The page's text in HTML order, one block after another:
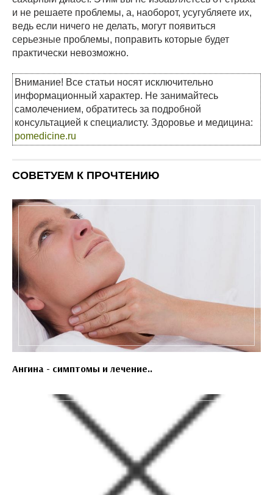
и не решаете проблемы, а, наоборот, усугубляете их,
ведь если ничего не делать, могут появиться
серьезные проблемы, поправить которые будет
практически невозможно.
Внимание! Все статьи носят исключительно
информационный характер. Не занимайтесь
самолечением, обратитесь за подробной
консультацией к специалисту. Здоровье и медицина:
pomedicine.ru
СОВЕТУЕМ К ПРОЧТЕНИЮ
Ангина - симптомы и лечение..